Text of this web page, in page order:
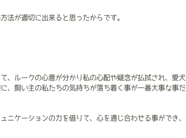
法が適切に出来ると思ったからです。
、ルークの心意が分かり私の心配や疑念が払拭され、愛
、飼い主の私たちの気持ちが落ち着く事が一番大事な事だ
ニケーションの力を借りて、心を通じ合わせる事ができ